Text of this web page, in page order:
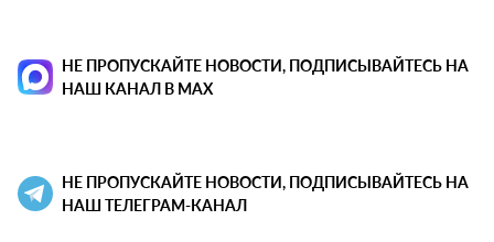
НЕ ПРОПУСКАЙТЕ НОВОСТИ, ПОДПИСЫВАЙТЕСЬ НА
НАШ КАНАЛ В MAX
НЕ ПРОПУСКАЙТЕ НОВОСТИ, ПОДПИСЫВАЙТЕСЬ НА
НАШ ТЕЛЕГРАМ-КАНАЛ